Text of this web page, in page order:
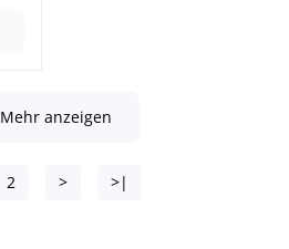
Mehr anzeigen
2 > >|